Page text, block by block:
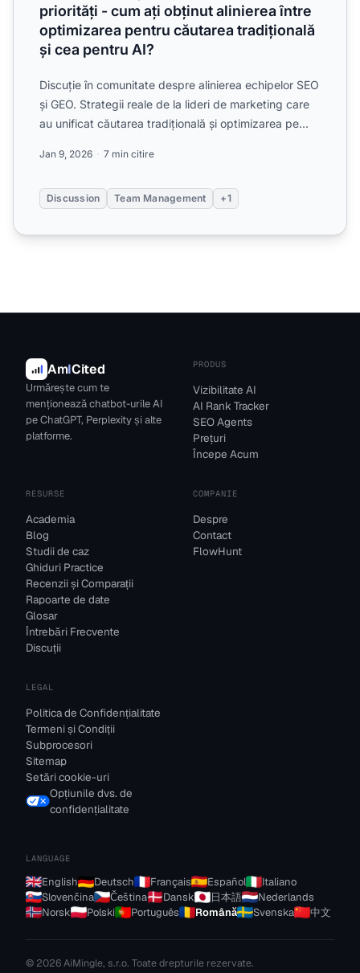
priorități - cum ați obținut alinierea între
optimizarea pentru căutarea tradițională
și cea pentru AI?
Discuție în comunitate despre alinierea echipelor SEO
și GEO. Strategii reale de la lideri de marketing care
au unificat căutarea tradițională și optimizarea pe...
Jan 9, 2026 7 min citire
Discussion Team Management +1
AmICited
Urmărește cum te
menționează chatbot-urile AI
pe ChatGPT, Perplexity și alte
platforme.
PRODUS
Vizibilitate AI
AI Rank Tracker
SEO Agents
Prețuri
Începe Acum
RESURSE
Academia
Blog
Studii de caz
Ghiduri Practice
Recenzii și Comparații
Rapoarte de date
Glosar
Întrebări Frecvente
Discuții
COMPANIE
Despre
Contact
FlowHunt
LEGAL
Politica de Confidențialitate
Termeni și Condiții
Subprocesori
Sitemap
Setări cookie-uri
Opțiunile dvs. de
confidențialitate
LANGUAGE
English Deutsch Français Español
Italiano
Slovenčina
Čeština Dansk 日本語
Nederlands
Norsk
Polski Português Română Svenska 中文
© 2026 AiMingle, s.r.o. Toate drepturile rezervate.